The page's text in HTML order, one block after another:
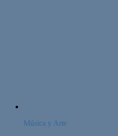
Música y Arte